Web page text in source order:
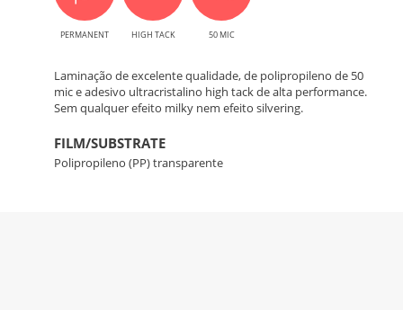
PERMANENT HIGH TACK 50 MIC
Laminação de excelente qualidade, de polipropileno de 50
mic e adesivo ultracristalino high tack de alta performance.
Sem qualquer efeito milky nem efeito silvering.
FILM/SUBSTRATE
Polipropileno (PP) transparente